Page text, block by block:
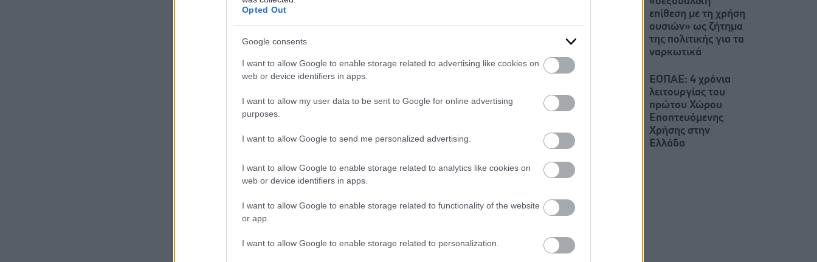
Opted Out
Google consents
I want to allow Google to enable storage related to advertising like cookies on
web or device identifiers in apps.
I want to allow my user data to be sent to Google for online advertising
purposes.
I want to allow Google to send me personalized advertising.
I want to allow Google to enable storage related to analytics like cookies on
web or device identifiers in apps.
I want to allow Google to enable storage related to functionality of the website
or app.
I want to allow Google to enable storage related to personalization.
δραστηριότητά του ΕΟΠΑΕ συμπεριλαμβάνονται πλέον όλες οι
σε ένα πλήρες φάσμα υπηρεσιών για την ολιστική αντιμετώπιση
της εξάρτησης του δωρεάν, ενώ καλύπτονται και τα συνοδά
κοινωνικά προβλήματα που μπορεί να συνδέονται με αυτή, όπως
φροντίδα υγείας.
στρατηγικής για την αντιμετώπιση των εξαρτήσεων και
εξαρτητικών συμπεριφορών και εθισμών στη χώρα, έχοντας τη
επίθεση με τη χρήση
ουσιών» ως ζήτημα
της πολιτικής για τα
ναρκωτικά
ΕΟΠΑΕ: 4 χρόνια
λειτουργίας του
πρώτου Χώρου
Εποπτευόμενης
Χρήσης στην
Ελλάδα